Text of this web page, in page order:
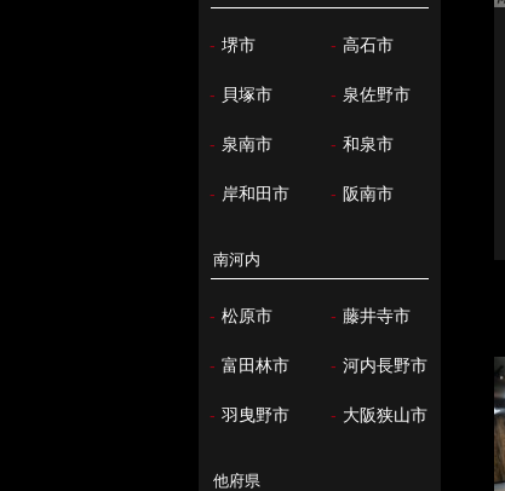
- 堺市 - 高石市
- 貝塚市 - 泉佐野市
- 泉南市 - 和泉市
- 岸和田市 - 阪南市
南河内
- 松原市 - 藤井寺市
- 富田林市 - 河内長野市
- 羽曳野市 - 大阪狭山市
他府県